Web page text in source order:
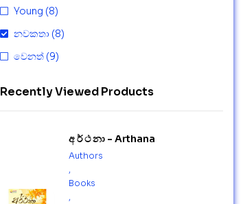
Young (8)
නවකතා (8)
වෙනත් (9)
Recently Viewed Products
අ ර් ථ නා - Arthana
Authors
,
Books
,